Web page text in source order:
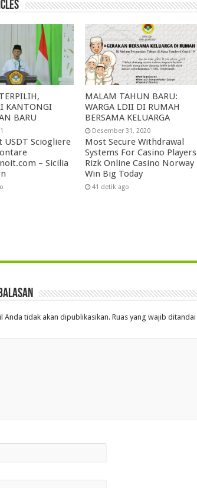
KANTONGI
BARU
MALAM TAHUN BARU:
WARGA LDII DI RUMAH
BERSAMA KELUARGA
Desember 31, 2020
USDT Sciogliere
– Sicilia
Most Secure Withdrawal
Systems For Casino Players
Rizk Online Casino Norway
Win Big Today
41 detik ago
Anda tidak akan dipublikasikan. Ruas yang wajib ditandai